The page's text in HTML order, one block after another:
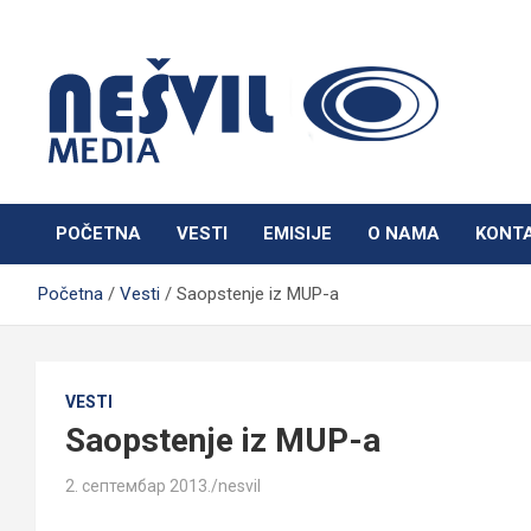
Nešvil Media Bogatić
POČETNA VESTI EMISIJE O NAMA
Početna Vesti Saopstenje iz MUP-a
VESTI
Saopstenje iz MUP-a
2. септембар 2013. nesvil